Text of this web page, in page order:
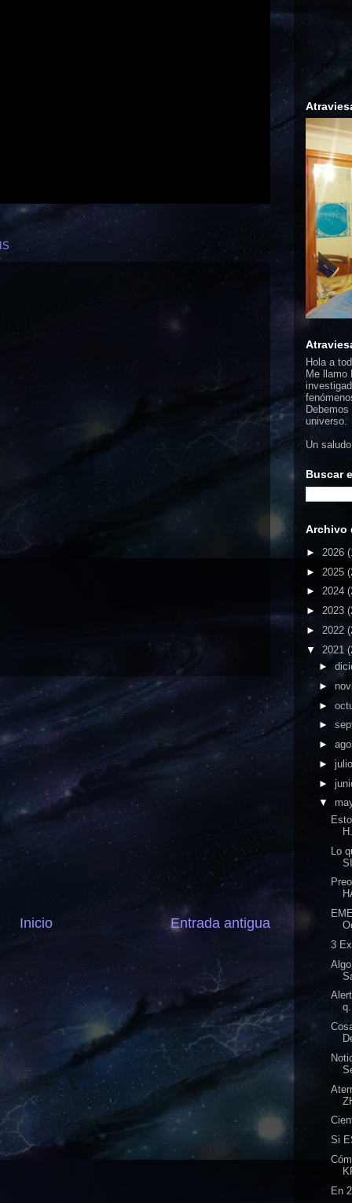
Entrada antigua
Inicio
Hola a
Me llamo
universo.
Un saludo
Buscar
Archivo
► 2026
► 2025
► 2024
► 2023
► 2022
▼ 2021
►
►
►
►
►
►
►
▼
Lo
3
Si
En